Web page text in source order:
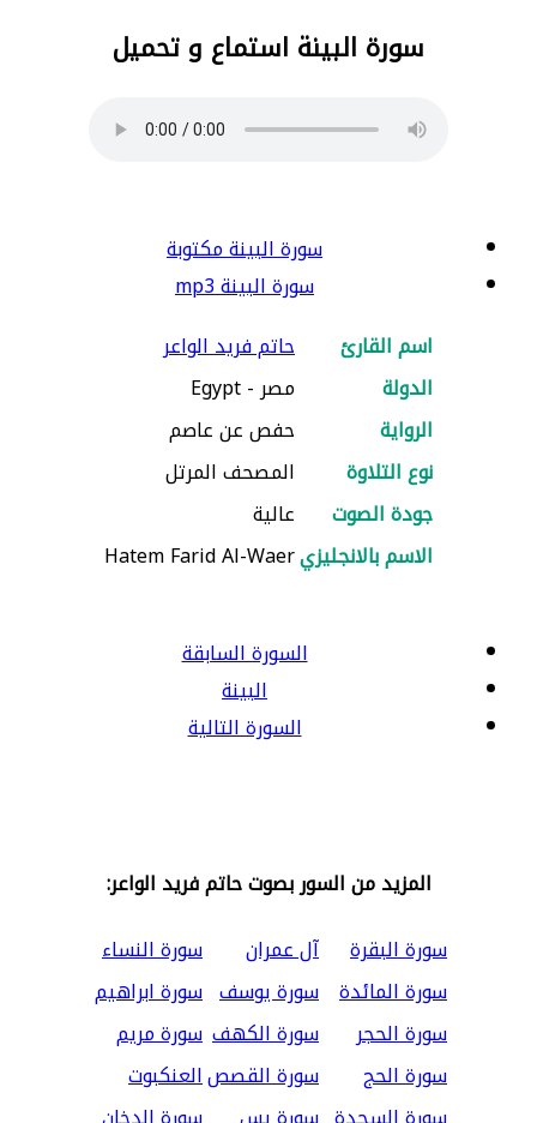
سورة البينة استماع و تحميل
سورة البينة مكتوبة
سورة البينة mp3
اسم القارئ
حاتم فريد الواعر
الدولة
مصر - Egypt
الرواية
حفص عن عاصم
نوع التلاوة
المصحف المرتل
جودة الصوت
عالية
الاسم بالانجليزيHatem Farid Al-Waer
السورة السابقة
البينة
السورة التالية
المزيد من السور بصوت حاتم فريد الواعر:
سورة البقرة
آل عمران
سورة النساء
سورة المائدة سورة يوسف سورة ابراهيم
سورة الحجر
سورة الكهف سورة مريم
سورة الحج
سورة القصصالعنكبوت